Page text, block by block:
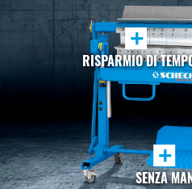
+
RISPARMIO DI
+
SENZA